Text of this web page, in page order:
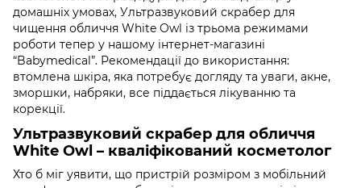
домашніх умовах, Ультразвуковий скрабер для
чищення обличчя White Owl із трьома режимами
роботи тепер у нашому інтернет-магазині
“Babymedical”. Рекомендації до використання:
втомлена шкіра, яка потребує догляду та уваги, акне,
зморшки, набряки, все піддається лікуванню та
корекції.
Ультразвуковий скрабер для обличчя
White Owl – кваліфікований косметолог
Хто б міг уявити, що пристрій розміром з мобільний